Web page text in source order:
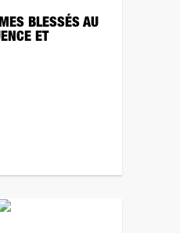
BLESSÉS AU
ET